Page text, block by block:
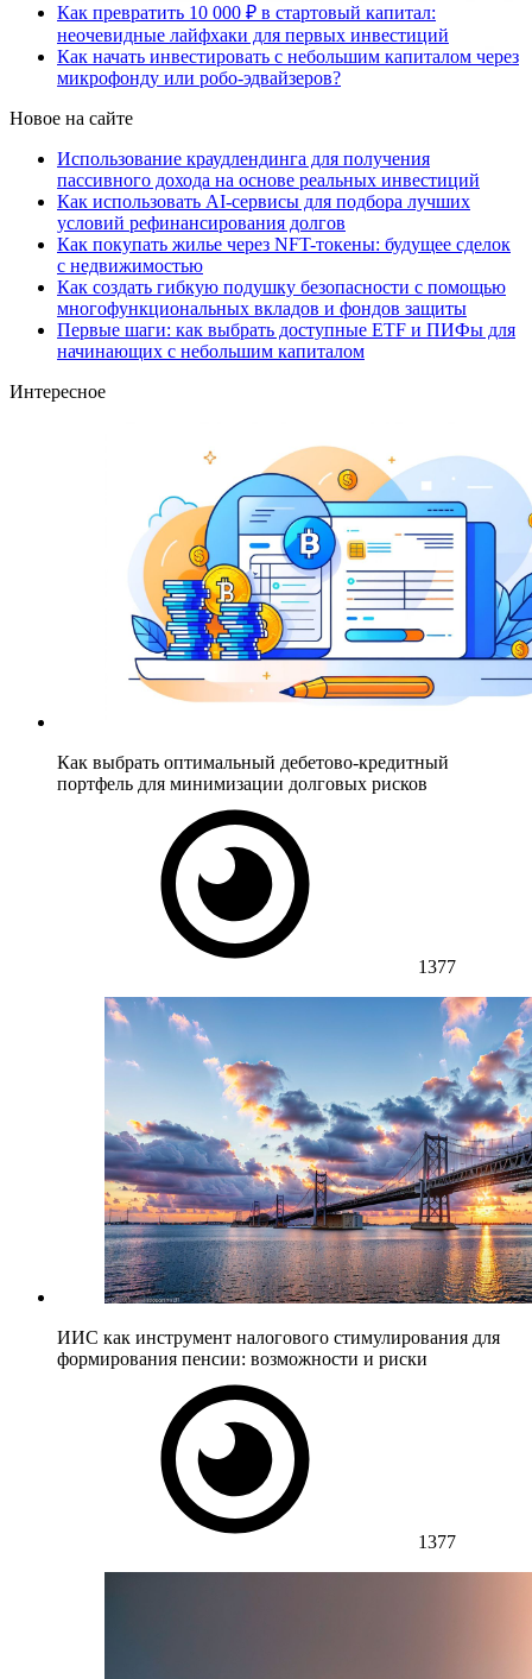
Как превратить 10 000 ₽ в стартовый капитал:
неочевидные лайфхаки для первых инвестиций
Как начать инвестировать с небольшим капиталом через
микрофонду или робо-эдвайзеров?
Новое на сайте
Использование краудлендинга для получения
пассивного дохода на основе реальных инвестиций
Как использовать AI-сервисы для подбора лучших
условий рефинансирования долгов
Как покупать жилье через NFT-токены: будущее сделок
с недвижимостью
Как создать гибкую подушку безопасности с помощью
многофункциональных вкладов и фондов защиты
Первые шаги: как выбрать доступные ETF и ПИФы для
начинающих с небольшим капиталом
Интересное
Как выбрать оптимальный дебетово-кредитный
портфель для минимизации долговых рисков
1377
ИИС как инструмент налогового стимулирования для
формирования пенсии: возможности и риски
1377